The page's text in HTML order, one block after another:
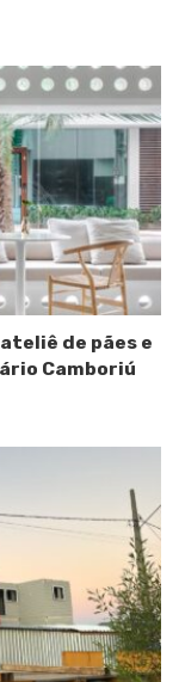
de pães e
Camboriú